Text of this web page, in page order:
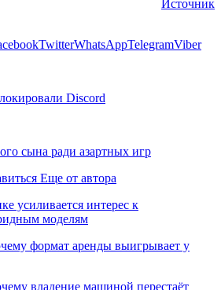
Источник
TwitterWhatsAppTelegramViber
Discord
сына ради азартных игр
Еще от автора
усиливается интерес к
моделям
формат аренды выигрывает у
владение машиной перестаёт